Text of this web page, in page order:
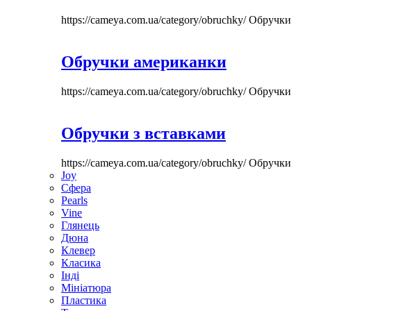
https://cameya.com.ua/category/obruchky/Обручки
Обручки американки
https://cameya.com.ua/category/obruchky/Обручки
Обручки з вставками
https://cameya.com.ua/category/obruchky/Обручки
Joy
Сфера
Pearls
Vine
Глянець
Дюна
Клевер
Класика
Інді
Мініатюра
Пластика